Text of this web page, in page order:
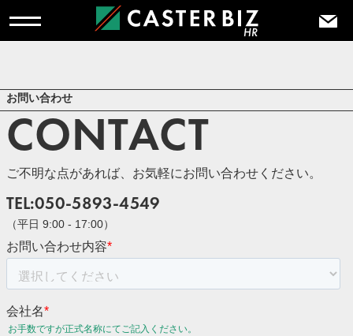
お問い合わせ
CONTACT
ご不明な点があれば、お気軽にお問い合わせください。
TEL:050-5893-4549
（平日 9:00 - 17:00）